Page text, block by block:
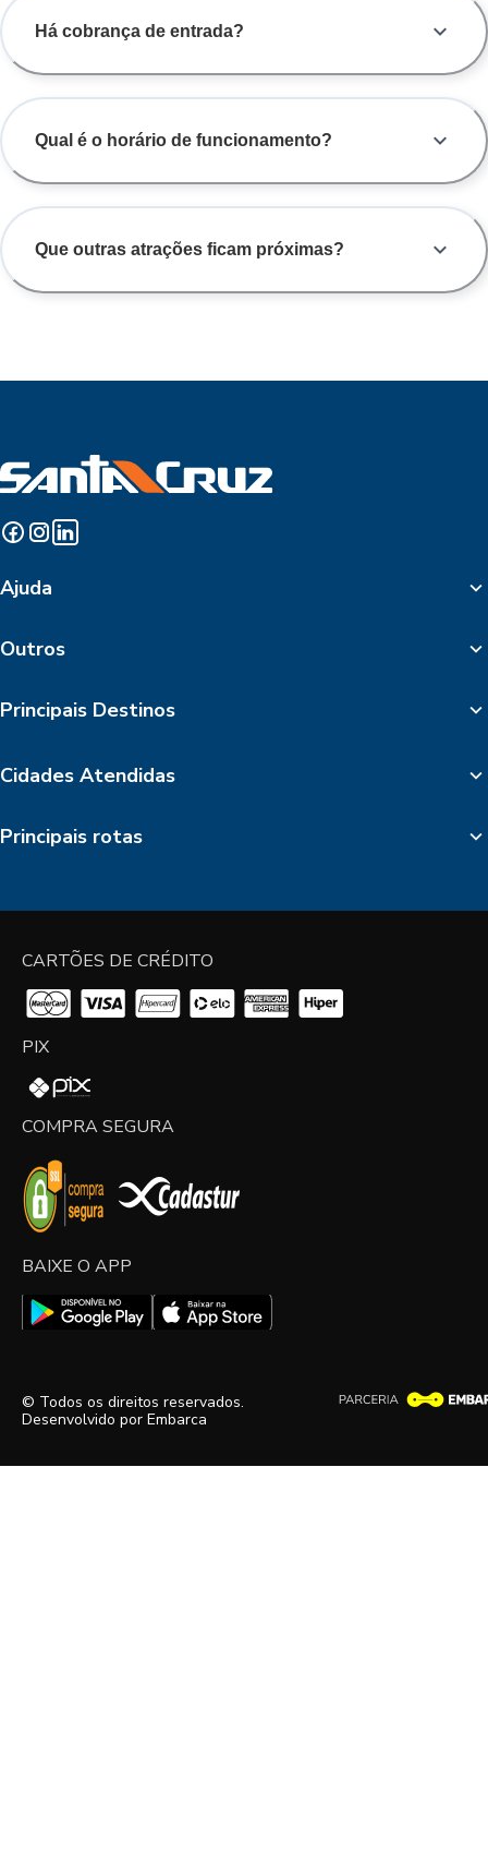
Há cobrança de entrada?
Qual é o horário de funcionamento?
Que outras atrações ficam próximas?
Ajuda
Outros
Principais Destinos
Cidades Atendidas
Principais rotas
CARTÕES DE CRÉDITO
PIX
COMPRA SEGURA
BAIXE O APP
© Todos os direitos reservados.
Desenvolvido por Embarca